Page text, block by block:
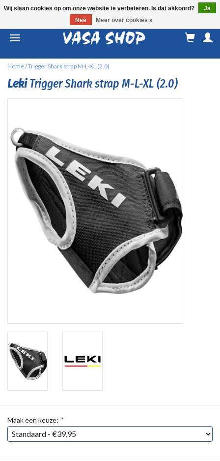
Home/Trigger Shark strap M-L-XL (2.0)
LekiTrigger Shark strap M-L-XL (2.0)
Maak een keuze: *
Wij slaan cookies op om onze website te verbeteren. Is dat akkoord?
Ja
Nee
Meer over cookies »